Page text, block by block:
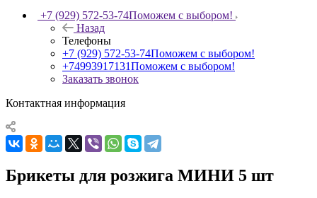
+7 (929) 572-53-74Поможем с выбором!
Назад
Телефоны
+7 (929) 572-53-74Поможем с выбором!
+74993917131Поможем с выбором!
Заказать звонок
Контактная информация
Брикеты для розжига МИНИ 5 шт